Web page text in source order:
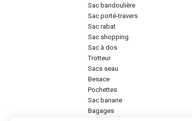
sac bandoulière
sac porté-travers
sac rabat
sac shopping
sac à dos
trotteur
sacs seau
besace
pochettes
sac banane
bagages